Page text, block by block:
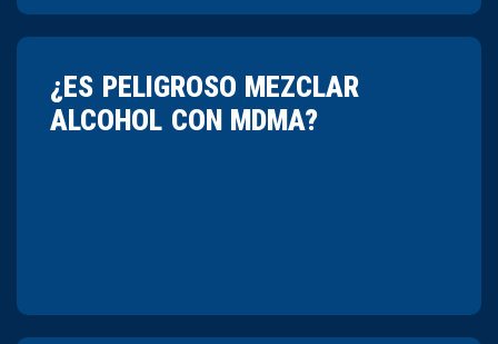
¿ES PELIGROSO MEZCLAR
ALCOHOL CON MDMA?